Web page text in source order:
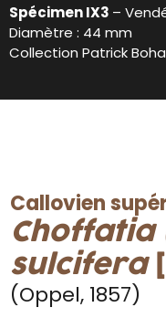
Spécimen IX3 –
Diamètre : 44 mm
Collection Patrick
Callovien
Choffatia
sulcifera
(Oppel, 1857)